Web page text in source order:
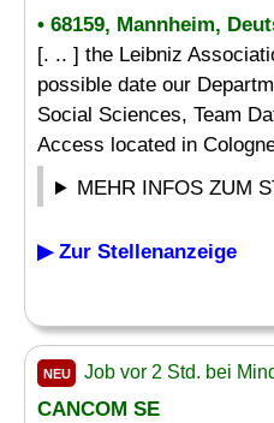
• 68159, Mannheim,
[. .. ] the Leibniz
possible date our
Social Sciences, Team
Access located in
MEHR INFOS ZUM
▶ Zur Stellenanzeige
NEU Job vor 2 Std. bei
CANCOM SE